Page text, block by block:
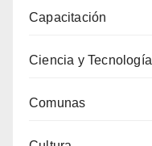
Capacitación
Ciencia y Tecnología
Comunas